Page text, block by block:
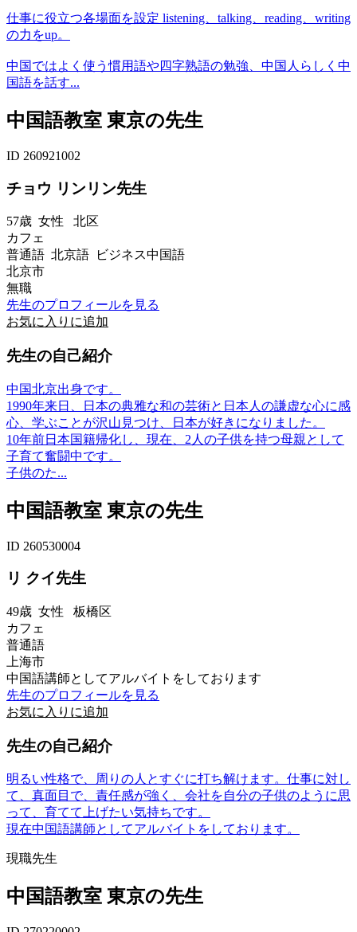
仕事に役立つ各場面を設定 listening、talking、reading、writing
の力をup。
中国ではよく使う慣用語や四字熟語の勉強、中国人らしく中
国語を話す...
中国語教室 東京の先生
ID 260921002
チョウ リンリン先生
57歳 女性 北区
カフェ
普通語 北京語 ビジネス中国語
北京市
無職
先生のプロフィールを見る
お気に入りに追加
先生の自己紹介
中国北京出身です。
1990年来日、日本の典雅な和の芸術と日本人の謙虚な心に感
心、学ぶことが沢山見つけ、日本が好きになりました。
10年前日本国籍帰化し、現在、2人の子供を持つ母親として
子育て奮闘中です。
子供のた...
中国語教室 東京の先生
ID 260530004
リ クイ先生
49歳 女性 板橋区
カフェ
普通語
上海市
中国語講師としてアルバイトをしております
先生のプロフィールを見る
お気に入りに追加
先生の自己紹介
明るい性格で、周りの人とすぐに打ち解けます。仕事に対し
て、真面目で、責任感が強く、会社を自分の子供のように思
って、育てて上げたい気持ちです。
現在中国語講師としてアルバイトをしております。
現職先生
中国語教室 東京の先生